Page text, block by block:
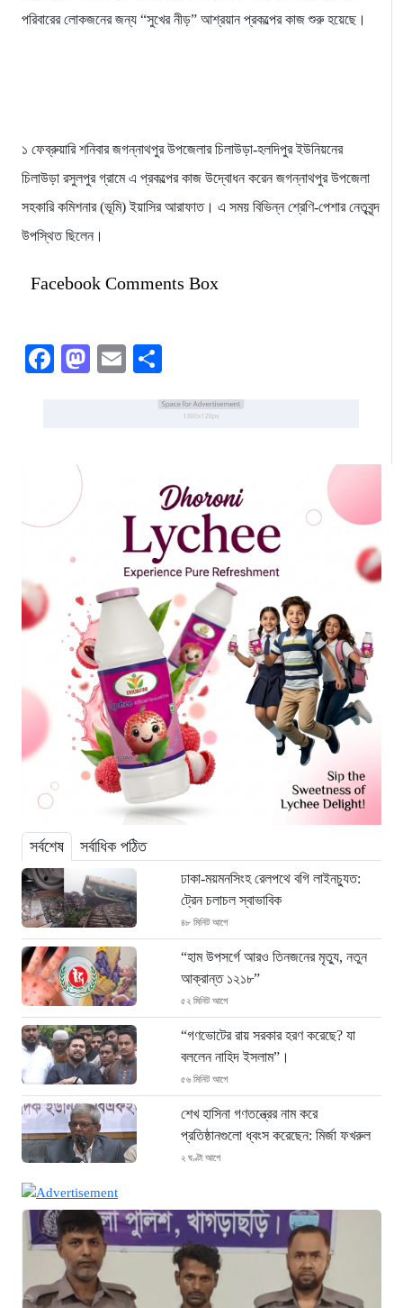
পরিবারের লোকজনের জন্য “সুখের নীড়” আশ্রয়ান প্রকল্পের কাজ শুরু হয়েছে।
১ ফেব্রুয়ারি শনিবার জগন্নাথপুর উপজেলার চিলাউড়া-হলদিপুর ইউনিয়নের
চিলাউড়া রসুলপুর গ্রামে এ প্রকল্পের কাজ উদ্বোধন করেন জগন্নাথপুর উপজেলা
সহকারি কমিশনার (ভূমি) ইয়াসির আরাফাত। এ সময় বিভিন্ন শ্রেণি-পেশার নেতৃবৃন্দ
উপস্থিত ছিলেন।
Facebook Comments Box
Facebook
Mastodon
Email
সর্বশেষ সর্বাধিক পঠিত
ঢাকা-ময়মনসিংহ রেলপথে বগি লাইনচ্যুত:
ট্রেন চলাচল স্বাভাবিক
৪৮ মিনিট আগে
“হাম উপসর্গে আরও তিনজনের মৃত্যু, নতুন
আক্রান্ত ১২১৮”
৫২ মিনিট আগে
“গণভোটের রায় সরকার হরণ করেছে? যা
বললেন নাহিদ ইসলাম”।
৫৬ মিনিট আগে
শেখ হাসিনা গণতন্ত্রের নাম করে
প্রতিষ্ঠানগুলো ধ্বংস করেছেন: মির্জা ফখরুল
২ ঘণ্টা আগে
স্কুলে আরও ৭ জনকে হত্যা
২ ঘণ্টা আগে
সিলেটে দুই বাসের ভয়াবহ সংঘর্ষ: ঝরে গেল
৮টি তাজা প্রাণ, হাসপাতালে ২৫